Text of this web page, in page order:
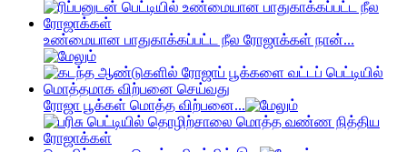
உண்மையான பாதுகாக்கப்பட்ட நீல ரோஜாக்கள் நான்...
ரோஜா பூக்கள் மொத்த விற்பனை...